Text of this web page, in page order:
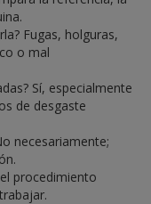
Fugas, holguras,
o mal
Sí, especialmente
de desgaste
necesariamente;
procedimiento